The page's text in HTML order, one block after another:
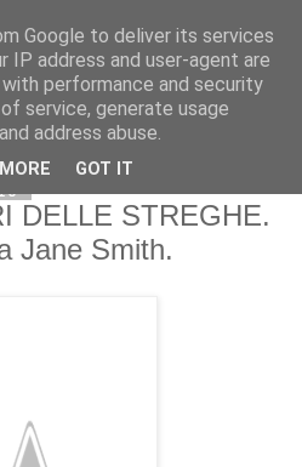
DELLE STREGHE.
Jane Smith.
Google to deliver its services
IP address and user-agent are
performance and security
service, generate usage
address abuse.
GOT IT